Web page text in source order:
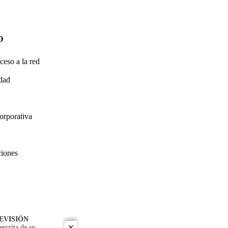
a la red